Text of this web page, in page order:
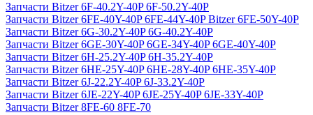
Запчасти Bitzer 6F-40.2Y-40P 6F-50.2Y-40P
Запчасти Bitzer 6FE-40Y-40P 6FE-44Y-40P Bitzer 6FE-50Y-40P
Запчасти Bitzer 6G-30.2Y-40P 6G-40.2Y-40P
Запчасти Bitzer 6GE-30Y-40P 6GE-34Y-40P 6GE-40Y-40P
Запчасти Bitzer 6H-25.2Y-40P 6H-35.2Y-40P
Запчасти Bitzer 6HE-25Y-40P 6HE-28Y-40P 6HE-35Y-40P
Запчасти Bitzer 6J-22.2Y-40P 6J-33.2Y-40P
Запчасти Bitzer 6JE-22Y-40P 6JE-25Y-40P 6JE-33Y-40P
Запчасти Bitzer 8FE-60 8FE-70